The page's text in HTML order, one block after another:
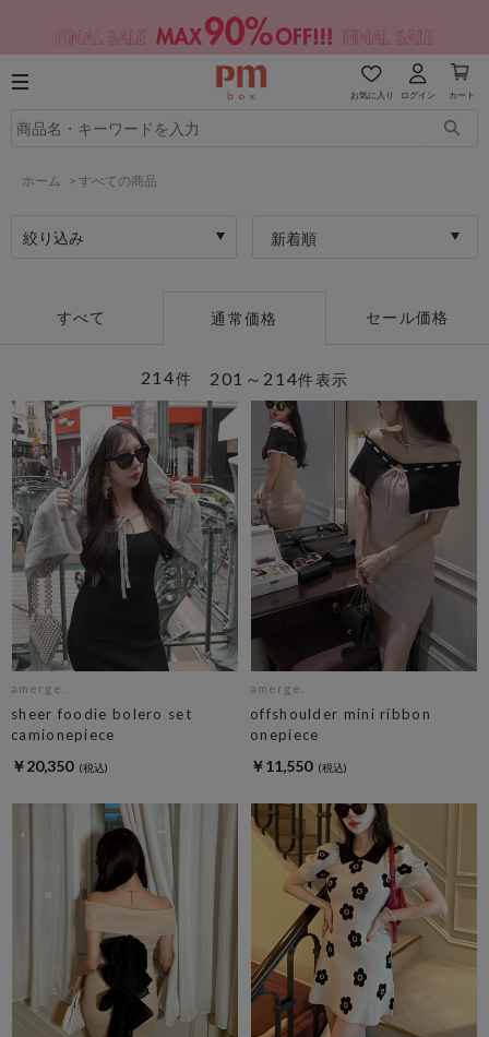
お気に入り ログイン カート
ホーム > すべての商品
絞り込み 新着順
すべて 通常価格 セール価格
201～214件表示
214件
amerge.
sheer foodie bolero set
camionepiece
￥20,350
amerge.
offshoulder mini ribbon
onepiece
￥11,550